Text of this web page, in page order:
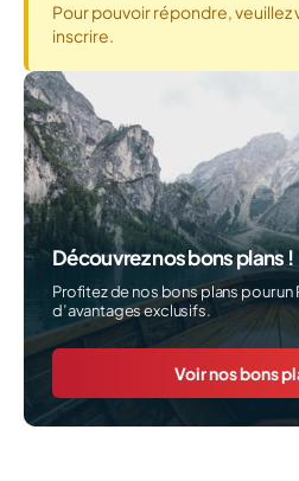
Pour pouvoir répondre, veuillez
inscrire.
Découvrez nos bons plans !
Profitez de nos bons plans pour un
d’avantages exclusifs.
Voir nos bons